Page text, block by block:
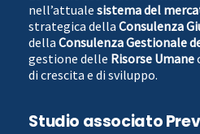
nell’attualesistema del
strategica dellaConsulenza
dellaConsulenza Gestionale
gestione delle Risorse Umane
di crescita e di sviluppo.
Studio associato